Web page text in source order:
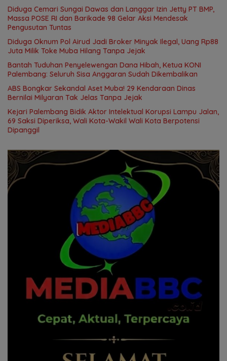
Diduga Cemari Sungai Dawas dan Langgar Izin Jetty PT BMP,
Massa POSE RI dan Barikade 98 Gelar Aksi Mendesak
Pengusutan Tuntas
Diduga Oknum Pol Airud Jadi Broker Minyak Ilegal, Uang Rp88
Juta Milik Toke Muba Hilang Tanpa Jejak
Bantah Tuduhan Penyelewengan Dana Hibah, Ketua KONI
Palembang: Seluruh Sisa Anggaran Sudah Dikembalikan
ABS Bongkar Sekandal Aset Muba! 29 Kendaraan Dinas
Bernilai Milyaran Tak Jelas Tanpa Jejak
Kejari Palembang Bidik Aktor Intelektual Korupsi Lampu Jalan,
69 Saksi Diperiksa, Wali Kota-Wakil Wali Kota Berpotensi
Dipanggil